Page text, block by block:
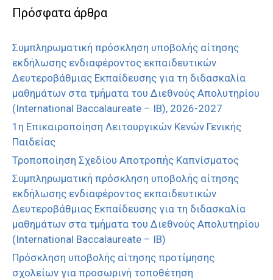
Πρόσφατα άρθρα
Συμπληρωματική πρόσκληση υποβολής αίτησης
εκδήλωσης ενδιαφέροντος εκπαιδευτικών
Δευτεροβάθμιας Εκπαίδευσης για τη διδασκαλία
μαθημάτων στα τμήματα του Διεθνούς Απολυτηρίου
(International Baccalaureate – IB), 2026-2027
1η Επικαιροποίηση Λειτουργικών Κενών Γενικής
Παιδείας
Τροποποίηση Σχεδίου Αποτροπής Καπνίσματος
Συμπληρωματική πρόσκληση υποβολής αίτησης
εκδήλωσης ενδιαφέροντος εκπαιδευτικών
Δευτεροβάθμιας Εκπαίδευσης για τη διδασκαλία
μαθημάτων στα τμήματα του Διεθνούς Απολυτηρίου
(International Baccalaureate – IB)
Πρόσκληση υποβολής αίτησης προτίμησης
σχολείων για προσωρινή τοποθέτηση